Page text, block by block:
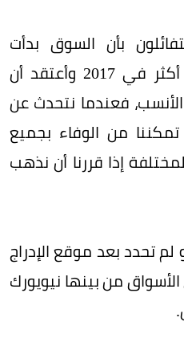
بأن السوق بدأت
تتعافى ونتوقع تعافيها أكثر في 2017 وأعتقد أن
سيكون الأنسب، فعندما نتحدث عن
تمكننا من الوفاء بجميع
إذا قررنا أن نذهب
لم تحدد بعد موقع الإدراج
من بينها نيويورك